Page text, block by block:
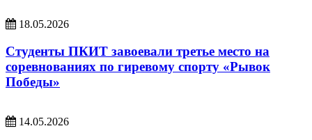
18.05.2026
Студенты ПКИТ завоевали третье место на
соревнованиях по гиревому спорту «Рывок
Победы»
14.05.2026